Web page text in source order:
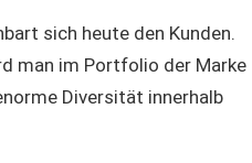
sich heute den Kunden.
man im Portfolio der Marke
Diversität innerhalb